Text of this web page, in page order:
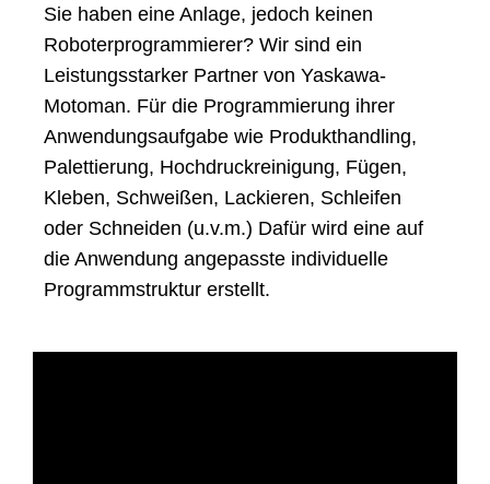
Sie haben eine Anlage, jedoch keinen
Roboterprogrammierer? Wir sind ein
Leistungsstarker Partner von Yaskawa-
Motoman. Für die Programmierung ihrer
Anwendungsaufgabe wie Produkthandling,
Palettierung, Hochdruckreinigung, Fügen,
Kleben, Schweißen, Lackieren, Schleifen
oder Schneiden (u.v.m.) Dafür wird eine auf
die Anwendung angepasste individuelle
Programmstruktur erstellt.